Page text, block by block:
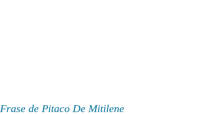
Frase de Pitaco De Mitilene